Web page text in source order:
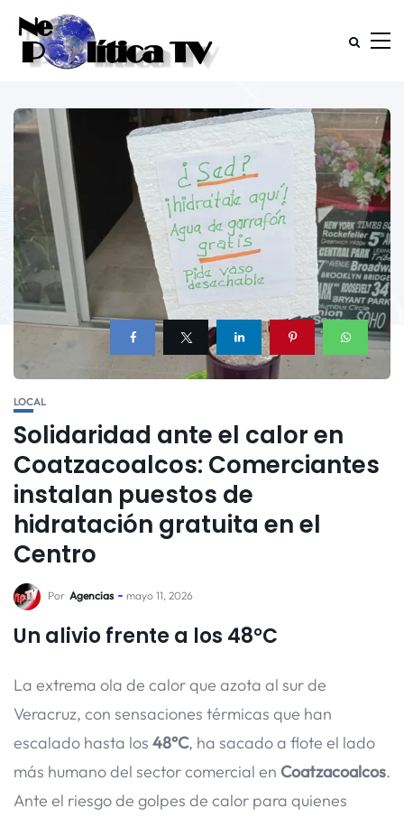
LOCAL
Solidaridad ante el calor en
Coatzacoalcos: Comerciantes
instalan puestos de
hidratación gratuita en el
Centro
Por Agencias mayo 11, 2026
Un alivio frente a los 48°C
La extrema ola de calor que azota al sur de
Veracruz, con sensaciones térmicas que han
escalado hasta los 48°C, ha sacado a flote el lado
más humano del sector comercial en Coatzacoalcos.
Ante el riesgo de golpes de calor para quienes